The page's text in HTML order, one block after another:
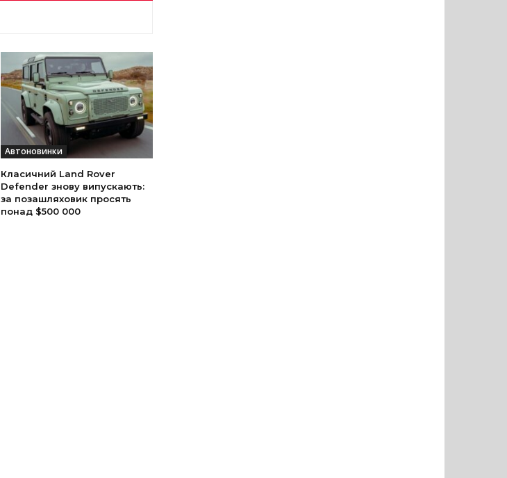
Автоновинки
Класичний Land Rover
Defender знову випускають:
за позашляховик просять
понад $500 000